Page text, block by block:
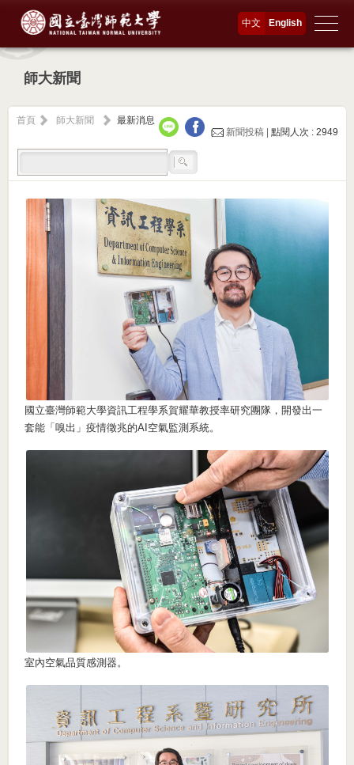
English
中文
師大新聞
首頁 師大新聞
最新消息
新聞投稿 |點閱人次 : 2949
國立臺灣師範大學資訊工程學系賀耀華教授率研究團隊，開發出一
套能「嗅出」疫情徵兆的AI空氣監測系統。
室內空氣品質感測器。